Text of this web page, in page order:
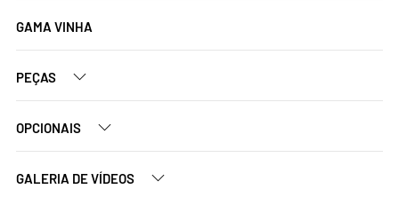
GAMA VINHA
PEÇAS
OPCIONAIS
GALERIA DE VÍDEOS